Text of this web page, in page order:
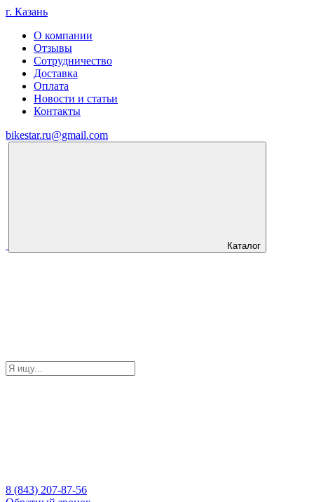
г. Казань
О компании
Отзывы
Сотрудничество
Доставка
Оплата
Новости и статьи
Контакты
bikestar.ru@gmail.com
Каталог
8 (843) 207-87-56